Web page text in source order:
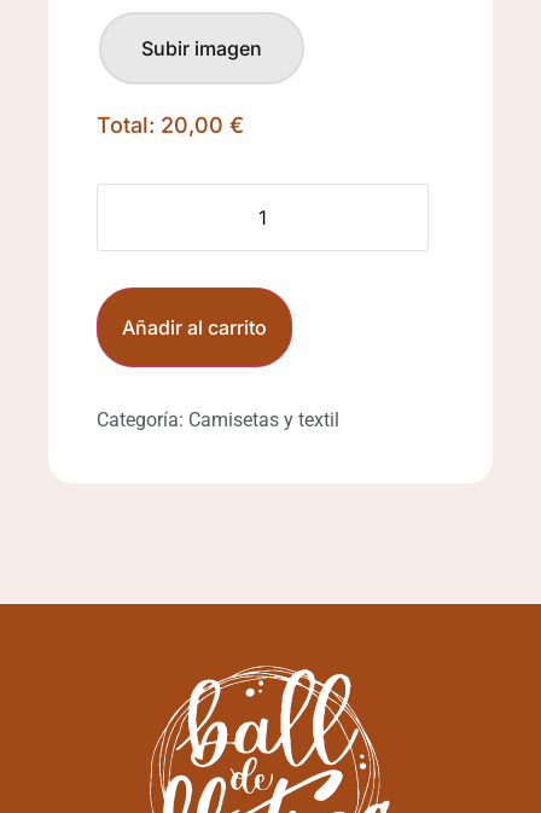
Total: 20,00 €
Añadir al carrito
Categoría: Camisetas y textil